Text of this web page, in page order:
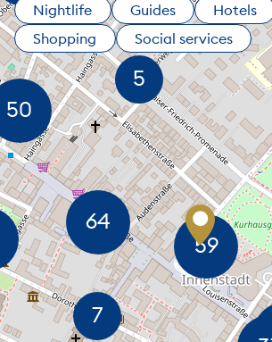
Nightlife
Guides Hotels
Shopping
Social services